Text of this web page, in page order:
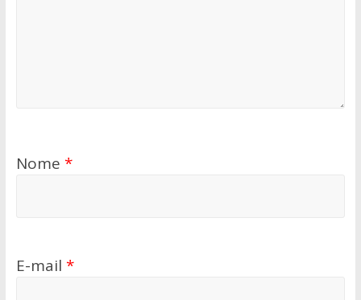
Nome *
E-mail *